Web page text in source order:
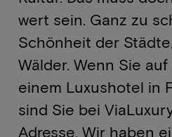
wert sein. Ganz zu
Schönheit der
Wälder. Wenn Sie
einem Luxushotel in
sind Sie bei
Adresse. Wir haben